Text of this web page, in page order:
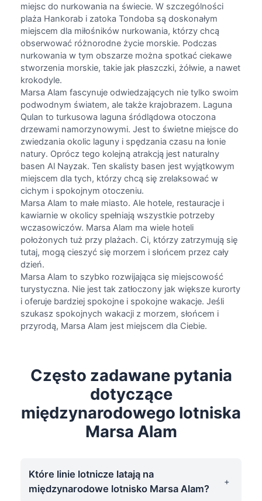
miejsc do nurkowania na świecie. W szczególności
plaża Hankorab i zatoka Tondoba są doskonałym
miejscem dla miłośników nurkowania, którzy chcą
obserwować różnorodne życie morskie. Podczas
nurkowania w tym obszarze można spotkać ciekawe
stworzenia morskie, takie jak płaszczki, żółwie, a nawet
krokodyle.
Marsa Alam fascynuje odwiedzających nie tylko swoim
podwodnym światem, ale także krajobrazem. Laguna
Qulan to turkusowa laguna śródlądowa otoczona
drzewami namorzynowymi. Jest to świetne miejsce do
zwiedzania okolic laguny i spędzania czasu na łonie
natury. Oprócz tego kolejną atrakcją jest naturalny
basen Al Nayzak. Ten skalisty basen jest wyjątkowym
miejscem dla tych, którzy chcą się zrelaksować w
cichym i spokojnym otoczeniu.
Marsa Alam to małe miasto. Ale hotele, restauracje i
kawiarnie w okolicy spełniają wszystkie potrzeby
wczasowiczów. Marsa Alam ma wiele hoteli
położonych tuż przy plażach. Ci, którzy zatrzymują się
tutaj, mogą cieszyć się morzem i słońcem przez cały
dzień.
Marsa Alam to szybko rozwijająca się miejscowość
turystyczna. Nie jest tak zatłoczony jak większe kurorty
i oferuje bardziej spokojne i spokojne wakacje. Jeśli
szukasz spokojnych wakacji z morzem, słońcem i
przyrodą, Marsa Alam jest miejscem dla Ciebie.
Często zadawane pytania
dotyczące
międzynarodowego lotniska
Marsa Alam
Które linie lotnicze latają na
międzynarodowe lotnisko Marsa Alam?